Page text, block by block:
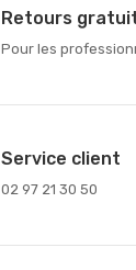
Retours
Pour les
Service client
02 97 21 30 50